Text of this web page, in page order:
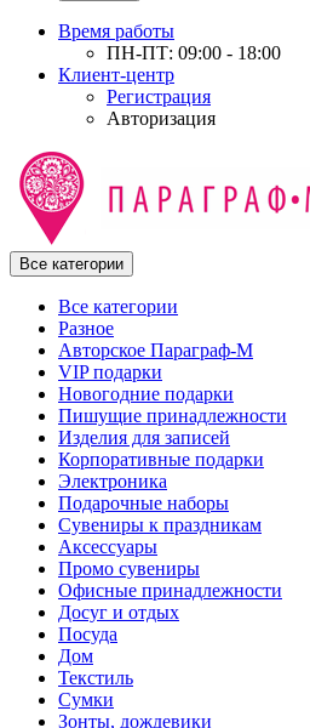
Время работы
ПН-ПТ: 09:00 - 18:00
Клиент-центр
Регистрация
Авторизация
Все категории
Все категории
Разное
Авторское Параграф-М
VIP подарки
Новогодние подарки
Пишущие принадлежности
Изделия для записей
Корпоративные подарки
Электроника
Подарочные наборы
Сувениры к праздникам
Аксессуары
Промо сувениры
Офисные принадлежности
Досуг и отдых
Посуда
Дом
Текстиль
Сумки
Зонты, дождевики